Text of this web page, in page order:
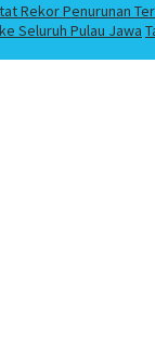
Rekor Penurunan
Seluruh Pulau Jawa